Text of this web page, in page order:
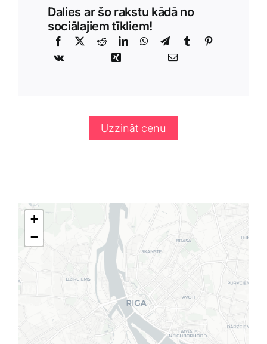
Dalies ar šo rakstu kādā no
sociālajiem tīkliem!
Uzzināt cenu
+
−